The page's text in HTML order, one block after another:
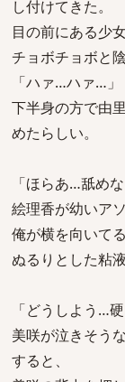
し付けてきた。
目の前にある少
チョボチョボと
「ハァ…ハァ…」
下半身の方で由
めたらしい。
「ほらあ…舐め
絵理香が幼いア
俺が横を向いて
ぬるりとした粘
「どうしよう…
美咲が泣きそう
すると、